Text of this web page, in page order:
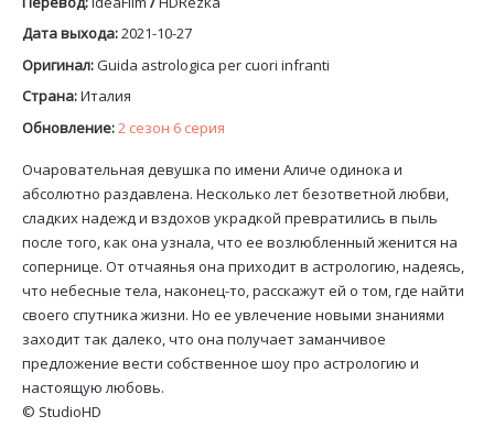
Дата выхода:2021-10-27
Оригинал:Guida astrologica per cuori infranti
Страна:Италия
Обновление:2 сезон 6 серия
Очаровательная девушка по имени Аличе одинока и
абсолютно раздавлена. Несколько лет безответной любви,
сладких надежд и вздохов украдкой превратились в пыль
после того, как она узнала, что ее возлюбленный женится на
сопернице. От отчаянья она приходит в астрологию, надеясь,
что небесные тела, наконец-то, расскажут ей о том, где найти
своего спутника жизни. Но ее увлечение новыми знаниями
заходит так далеко, что она получает заманчивое
предложение вести собственное шоу про астрологию и
настоящую любовь.
© StudioHD